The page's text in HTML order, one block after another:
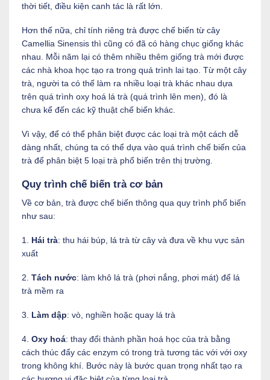
thời tiết, điều kiện canh tác là rất lớn.
Hơn thế nữa, chỉ tính riêng trà được chế biến từ cây
Camellia Sinensis thì cũng có đã có hàng chục giống khác
nhau. Mỗi năm lại có thêm nhiều thêm giống trà mới được
các nhà khoa học tạo ra trong quá trình lai tạo. Từ một cây
trà, người ta có thể làm ra nhiều loại trà khác nhau dựa
trên quá trình oxy hoá lá trà (quá trình lên men), đó là
chưa kể đến các kỹ thuật chế biến khác.
Vì vậy, để có thể phân biệt được các loại trà một cách dễ
dàng nhất, chúng ta có thể dựa vào quá trình chế biến của
trà để phân biệt 5 loại trà phổ biến trên thị trường.
Quy trình chế biến trà cơ bản
Về cơ bản, trà được chế biến thông qua quy trình phổ biến
như sau:
1. Hái trà: thu hái búp, lá trà từ cây và đưa về khu vực sản
xuất
2. Tách nước: làm khô lá trà (phơi nắng, phơi mát) để lá
trà mềm ra
3. Làm dập: vò, nghiền hoặc quay lá trà
4. Oxy hoá: thay đổi thành phần hoá học của trà bằng
cách thúc đẩy các enzym có trong trà tương tác với với oxy
trong không khí. Bước này là bước quan trọng nhất tạo ra